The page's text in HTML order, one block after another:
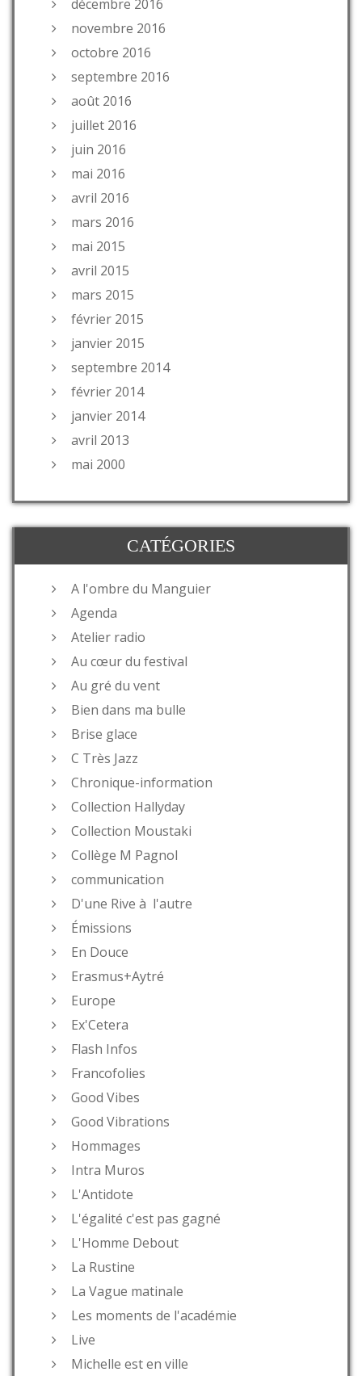
décembre 2016
novembre 2016
octobre 2016
septembre 2016
août 2016
juillet 2016
juin 2016
mai 2016
avril 2016
mars 2016
mai 2015
avril 2015
mars 2015
février 2015
janvier 2015
septembre 2014
février 2014
janvier 2014
avril 2013
mai 2000
CATÉGORIES
A l'ombre du Manguier
Agenda
Atelier radio
Au cœur du festival
Au gré du vent
Bien dans ma bulle
Brise glace
C Très Jazz
Chronique-information
Collection Hallyday
Collection Moustaki
Collège M Pagnol
communication
D'une Rive à l'autre
Émissions
En Douce
Erasmus+Aytré
Europe
Ex'Cetera
Flash Infos
Francofolies
Good Vibes
Good Vibrations
Hommages
Intra Muros
L'Antidote
L'égalité c'est pas gagné
L'Homme Debout
La Rustine
La Vague matinale
Les moments de l'académie
Live
Michelle est en ville